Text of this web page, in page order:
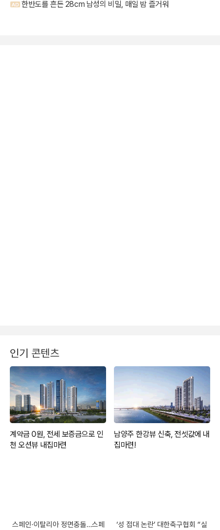
인기 콘텐츠
스페인·이탈리아 정면충돌…스페
‘성 접대 논란’ 대한축구협회 “실